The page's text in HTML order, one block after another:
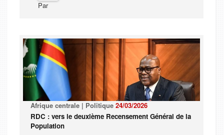
Par
Afrique centrale | Politique 24/03/2026
RDC : vers le deuxième Recensement Général de la
Population